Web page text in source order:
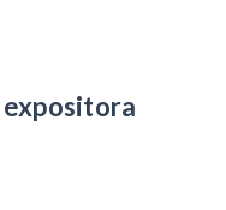
expositora